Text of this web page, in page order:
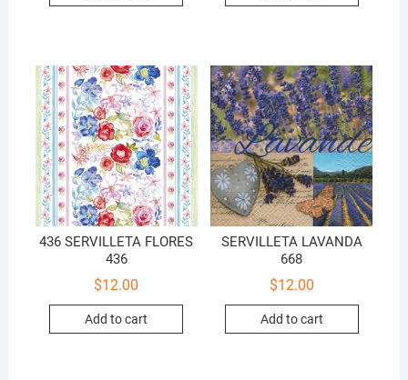
436 SERVILLETA FLORES
436
$12.00
Add to cart
SERVILLETA LAVANDA
668
$12.00
Add to cart